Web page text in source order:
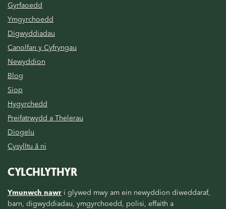
Gyrfaoedd
Ymgyrchoedd
Digwyddiadau
Canolfan y Cyfryngau
Newyddion
Blog
Siop
Hygyrchedd
Preifatrwydd a Thelerau
Diogelu
Cysylltu â ni
CYLCHLYTHYR
Ymunwch nawr i glywed mwy am ein newyddion diweddaraf,
barn, digwyddiadau, ymgyrchoedd, polisi, effaith a